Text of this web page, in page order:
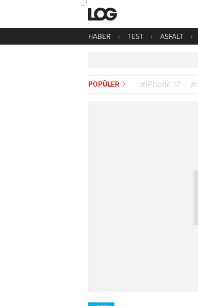
HABER TEST ASFALT
POPÜLER #iPhone 17